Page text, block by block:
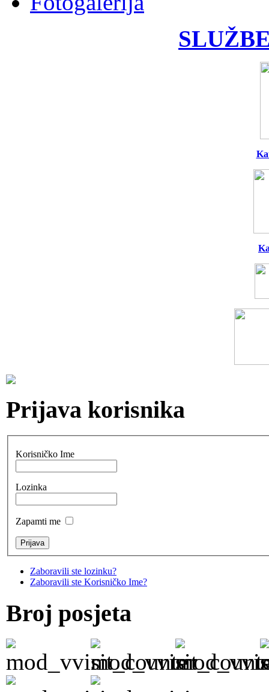
Prijava korisnika
Korisničko Ime
Lozinka
Zapamti me
Zaboravili ste lozinku?
Zaboravili ste Korisničko Ime?
Broj posjeta